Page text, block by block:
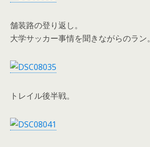
舗装路の登り返し。
大学サッカー事情を聞きながらのラン。
トレイル後半戦。